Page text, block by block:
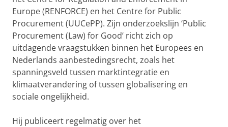
Europe (RENFORCE) en het Centre for Public
Procurement (UUCePP). Zijn onderzoekslijn ‘Public
Procurement (Law) for Good’ richt zich op
uitdagende vraagstukken binnen het Europees en
Nederlands aanbestedingsrecht, zoals het
spanningsveld tussen marktintegratie en
klimaatverandering of tussen globalisering en
sociale ongelijkheid.
Hij publiceert regelmatig over het